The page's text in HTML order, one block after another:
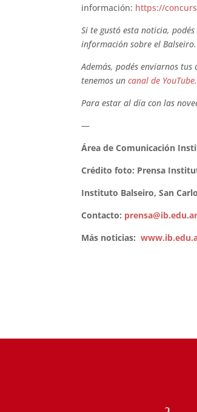
información: https://
Si te gustó esta noticia,
información sobre el Balseiro.
Además, podés enviarnos
tenemos uncanal de YouTube.
Para estar al día con las
—
Área de Comunicación
Crédito foto: Prensa
Instituto Balseiro, San
Contacto: prensa@ib.edu.ar
Más noticias: